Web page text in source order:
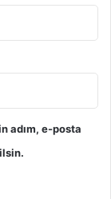
adım, e-posta